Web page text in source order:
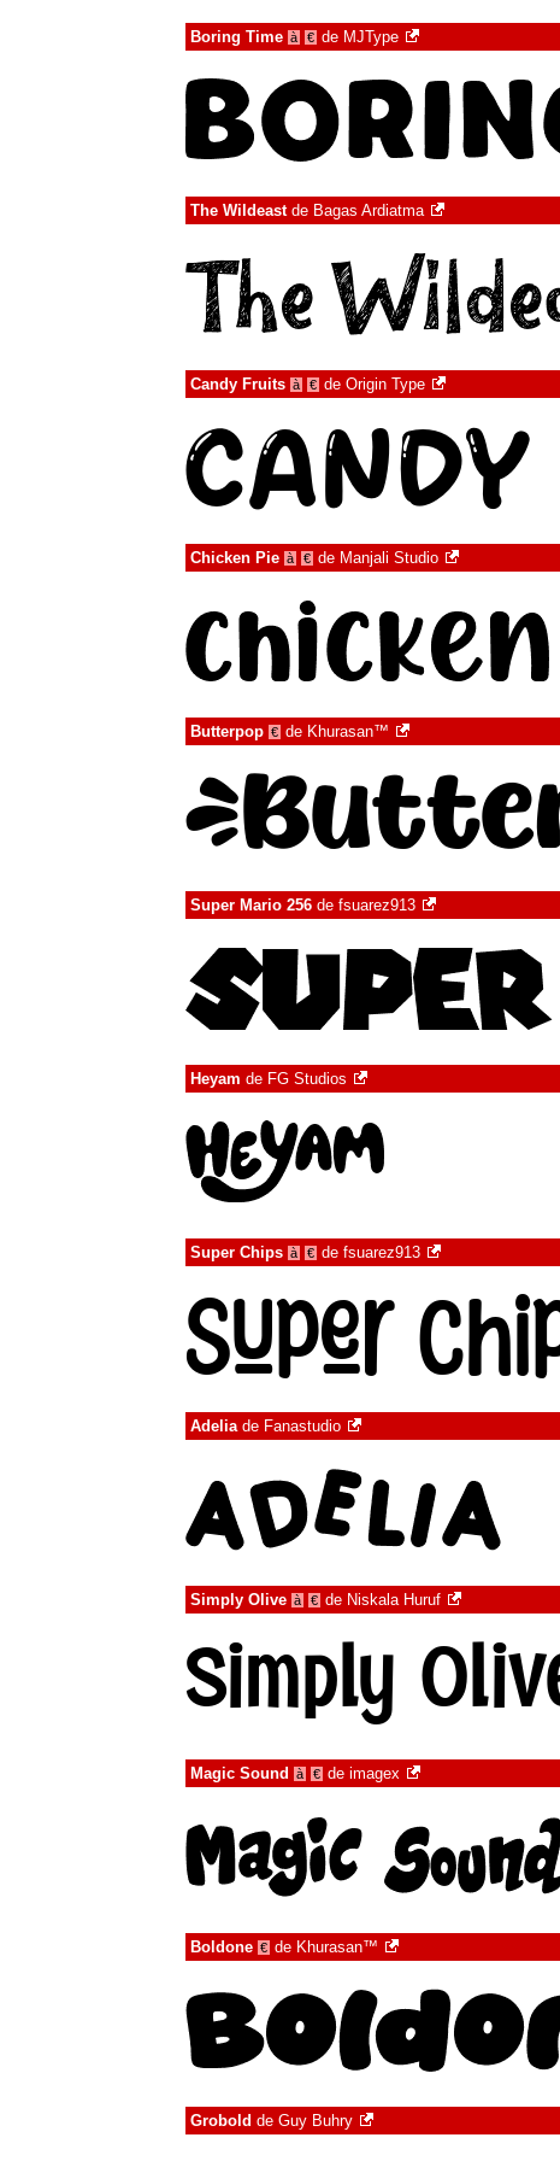
Boring Time à € de MJType
The Wildeastde Bagas Ardiatma
Candy Fruits à € de Origin Type
Chicken Pie à € de Manjali Studio
Butterpop € de Khurasan™
Super Mario 256 de fsuarez913
Heyam de FG Studios
Super Chips à € de fsuarez913
Adeliade Fanastudio
Simply Olive à € de Niskala Huruf
Magic Sound à € de imagex
Boldone € de Khurasan™
Grobold de Guy Buhry